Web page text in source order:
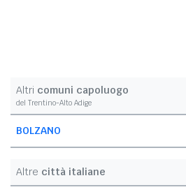
Altri comuni capoluogo
del Trentino-Alto Adige
BOLZANO
Altre città italiane